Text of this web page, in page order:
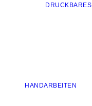
DRUCKBARES
HANDARBEITEN